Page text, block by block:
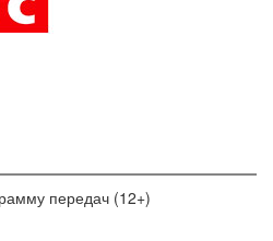
передач (12+)